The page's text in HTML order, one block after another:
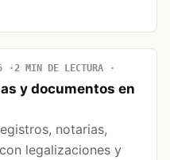
2 MIN DE LECTURA
y documentos en
notarias,
legalizaciones y